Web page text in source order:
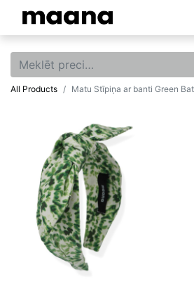
All Products Matu Stīpiņa ar banti Green